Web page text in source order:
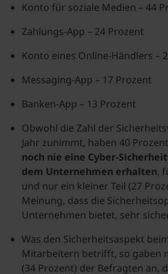
Konto für soziale Medien – 44
Zahlungs-App – 24 Prozent
Konto eines Online-Händlers –
Messaging-App – 17 Prozent
Banken-App – 13 Prozent
Obwohl die Zahl der
Jahr zunimmt, haben 40
noch nie eine Cyber-
dem Unternehmen erhalten,
und nur ein kleiner Teil (27
Meinung, dass die
Unternehmen bietet, sehr
Was den Sicherheitsaspekt
Mitarbeitern betrifft, so gaben
(34 Prozent) der Befragten an,